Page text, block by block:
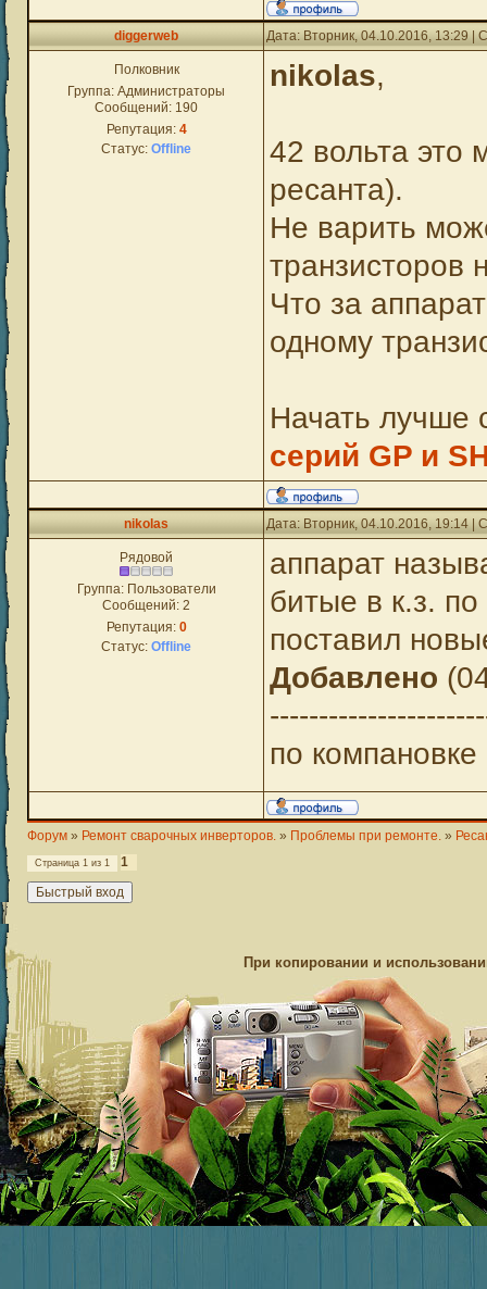
diggerweb Дата: Вторник, 04.10.2016, 13:29 |
Полковник
Группа: Администраторы
Сообщений: 190
Репутация: 4
Статус: Offline
nikolas,
42 вольта это
ресанта).
Не варить
транзисторов
Что за
одному
Начать лучше
серий GP и
nikolas Дата: Вторник, 04.10.2016, 19:14 |
Рядовой
Группа: Пользователи
Сообщений: 2
Репутация: 0
Статус: Offline
аппарат
битые в к.з.
поставил
Добавлено
по
Форум » Ремонт сварочных инверторов. » Проблемы при ремонте. »
Страница 1 из 1 1
При копировании и